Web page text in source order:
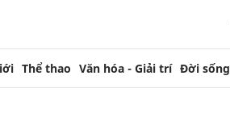
Thể thao Văn hóa - Giải trí Đời sống